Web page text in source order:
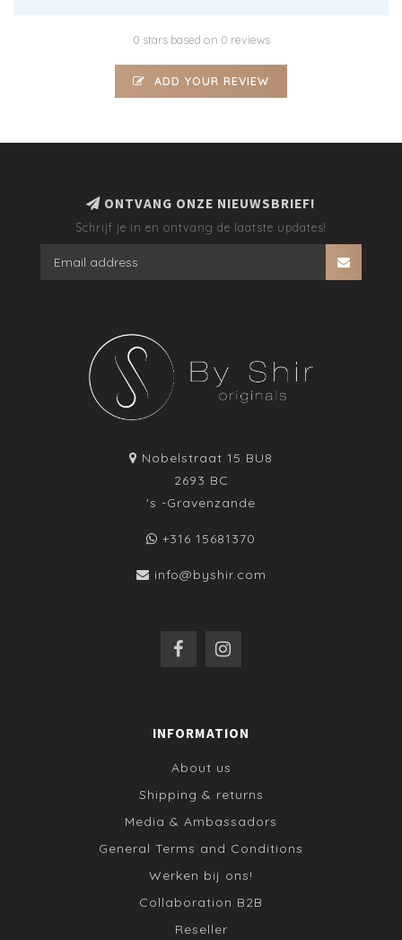
0 stars based on 0 reviews
ADD YOUR REVIEW
ONTVANG ONZE NIEUWSBRIEF!
Schrijf je in en ontvang de laatste updates!
Nobelstraat 15 BU8
2693 BC
's -Gravenzande
+316 15681370
info@byshir.com
INFORMATION
About us
Shipping & returns
Media & Ambassadors
General Terms and Conditions
Werken bij ons!
Collaboration B2B
Reseller